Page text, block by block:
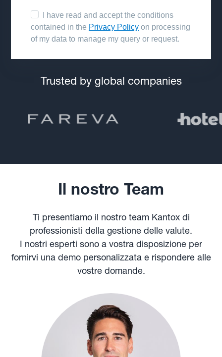
Trusted by global companies
Il nostro Team
Ti presentiamo il nostro team Kantox di
professionisti della gestione delle valute.
I nostri esperti sono a vostra disposizione per
fornirvi una demo personalizzata e rispondere alle
vostre domande.